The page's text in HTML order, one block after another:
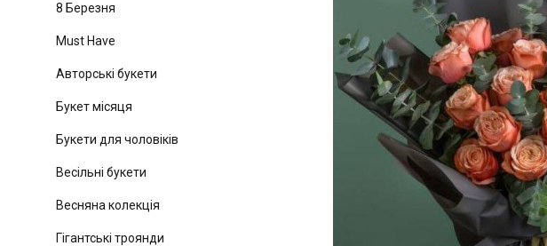
8 Березня
Must Have
Авторські букети
Букет місяця
Букети для чоловіків
Весільні букети
Весняна колекція
Гігантські троянди